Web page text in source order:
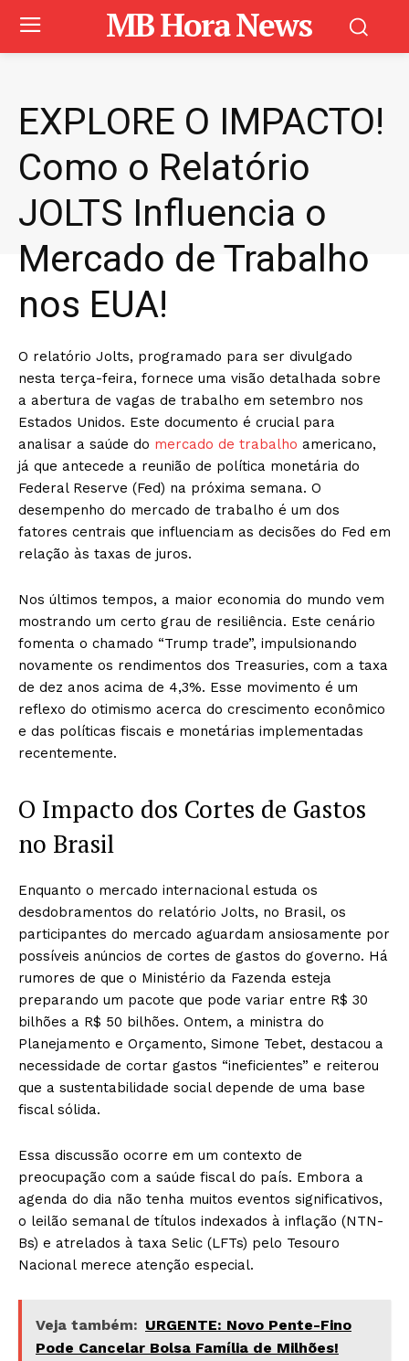
MB Hora News
EXPLORE O IMPACTO!
Como o Relatório
JOLTS Influencia o
Mercado de Trabalho
nos EUA!
O relatório Jolts, programado para ser divulgado
nesta terça-feira, fornece uma visão detalhada sobre
a abertura de vagas de trabalho em setembro nos
Estados Unidos. Este documento é crucial para
analisar a saúde do mercado de trabalho americano,
já que antecede a reunião de política monetária do
Federal Reserve (Fed) na próxima semana. O
desempenho do mercado de trabalho é um dos
fatores centrais que influenciam as decisões do Fed em
relação às taxas de juros.
Nos últimos tempos, a maior economia do mundo vem
mostrando um certo grau de resiliência. Este cenário
fomenta o chamado “Trump trade”, impulsionando
novamente os rendimentos dos Treasuries, com a taxa
de dez anos acima de 4,3%. Esse movimento é um
reflexo do otimismo acerca do crescimento econômico
e das políticas fiscais e monetárias implementadas
recentemente.
O Impacto dos Cortes de Gastos
no Brasil
Enquanto o mercado internacional estuda os
desdobramentos do relatório Jolts, no Brasil, os
participantes do mercado aguardam ansiosamente por
possíveis anúncios de cortes de gastos do governo. Há
rumores de que o Ministério da Fazenda esteja
preparando um pacote que pode variar entre R$ 30
bilhões a R$ 50 bilhões. Ontem, a ministra do
Planejamento e Orçamento, Simone Tebet, destacou a
necessidade de cortar gastos “ineficientes” e reiterou
que a sustentabilidade social depende de uma base
fiscal sólida.
Essa discussão ocorre em um contexto de
preocupação com a saúde fiscal do país. Embora a
agenda do dia não tenha muitos eventos significativos,
o leilão semanal de títulos indexados à inflação (NTN-
Bs) e atrelados à taxa Selic (LFTs) pelo Tesouro
Nacional merece atenção especial.
Veja também: URGENTE: Novo Pente-Fino
Pode Cancelar Bolsa Família de Milhões!